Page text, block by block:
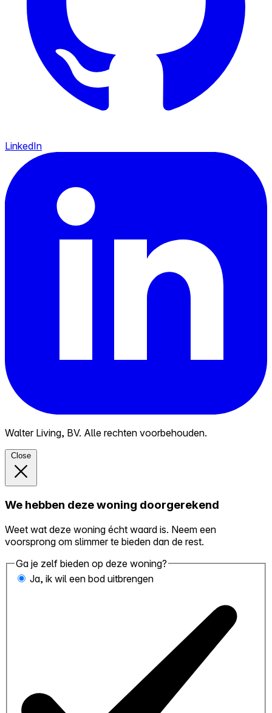
LinkedIn
Walter Living, BV. Alle rechten voorbehouden.
Close
We hebben deze woning doorgerekend
Weet wat deze woning écht waard is. Neem een
voorsprong om slimmer te bieden dan de rest.
Ga je zelf bieden op deze woning?
Ja, ik wil een bod uitbrengen